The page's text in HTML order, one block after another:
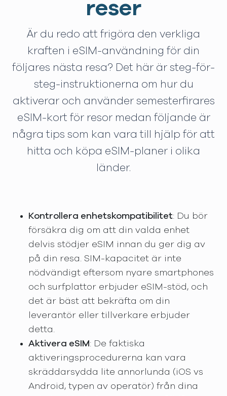
reser
Är du redo att frigöra den verkliga
kraften i eSIM-användning för din
följares nästa resa? Det här är steg-för-
steg-instruktionerna om hur du
aktiverar och använder semesterfirares
eSIM-kort för resor medan följande är
några tips som kan vara till hjälp för att
hitta och köpa eSIM-planer i olika
länder.
Kontrollera enhetskompatibilitet: Du bör
försäkra dig om att din valda enhet
delvis stödjer eSIM innan du ger dig av
på din resa. SIM-kapacitet är inte
nödvändigt eftersom nyare smartphones
och surfplattor erbjuder eSIM-stöd, och
det är bäst att bekräfta om din
leverantör eller tillverkare erbjuder
detta.
Aktivera eSIM: De faktiska
aktiveringsprocedurerna kan vara
skräddarsydda lite annorlunda (iOS vs
Android, typen av operatör) från dina